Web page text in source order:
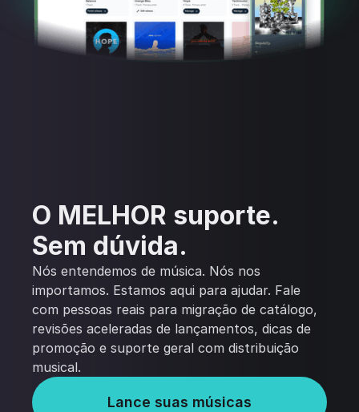
O MELHOR suporte.
Sem dúvida.
Nós entendemos de música. Nós nos
importamos. Estamos aqui para ajudar. Fale
com pessoas reais para migração de catálogo,
revisões aceleradas de lançamentos, dicas de
promoção e suporte geral com distribuição
musical.
Lance suas músicas